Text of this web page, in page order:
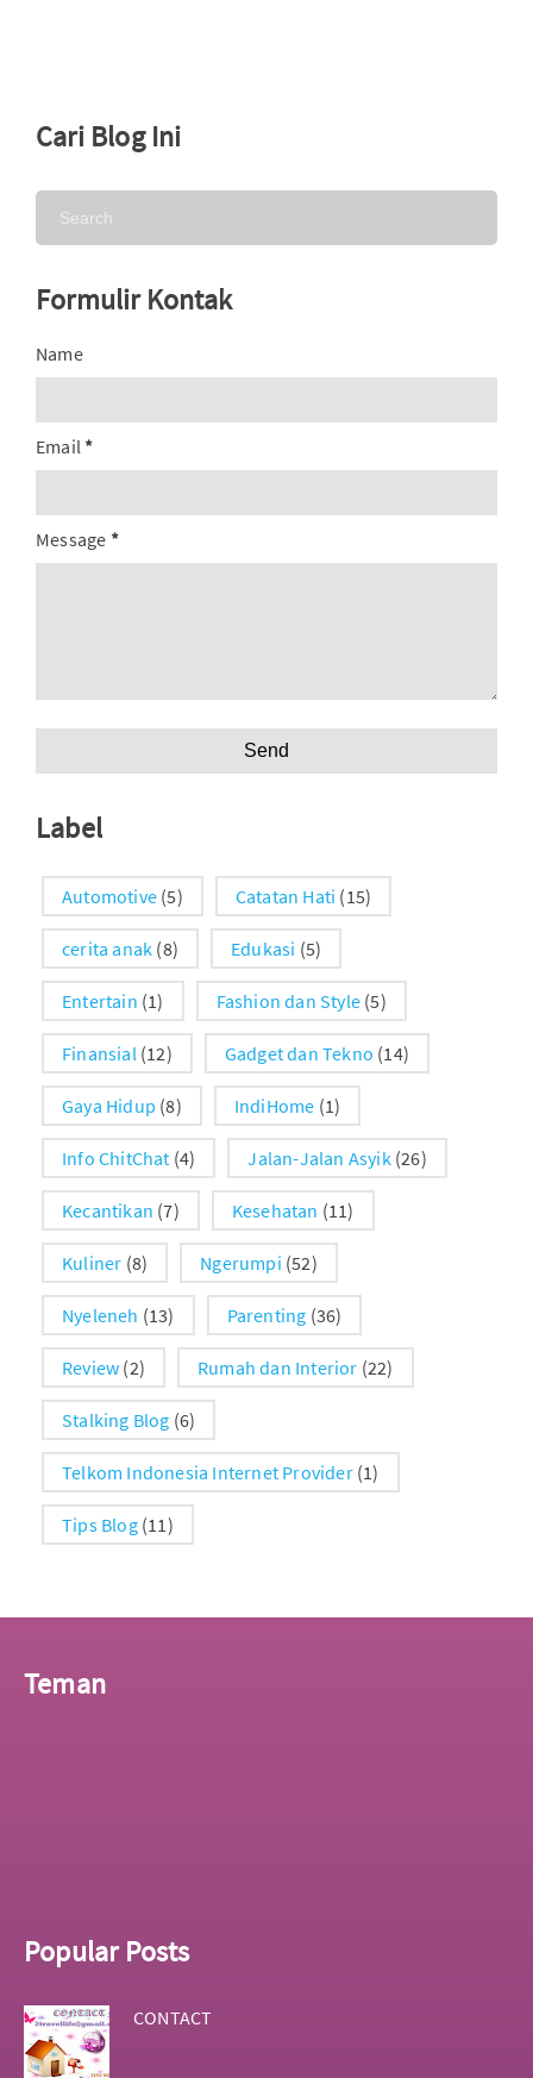
Cari Blog Ini
Formulir Kontak
Name
Email *
Message *
Label
Automotive (5) Catatan Hati (15)
cerita anak (8) Edukasi (5)
Entertain (1) Fashion dan Style (5)
Finansial (12) Gadget dan Tekno (14)
Gaya Hidup (8) IndiHome (1)
Info ChitChat (4) Jalan-Jalan Asyik (26)
Kecantikan (7) Kesehatan (11)
Kuliner (8) Ngerumpi (52)
Nyeleneh (13) Parenting (36)
Review (2) Rumah dan Interior (22)
Stalking Blog (6)
Telkom Indonesia Internet Provider (1)
Tips Blog (11)
Teman
Popular Posts
CONTACT